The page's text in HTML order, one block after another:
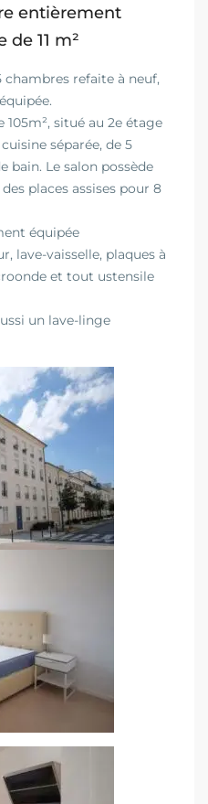
entièrement
11 m²
chambres refaite à neuf,
situé au 2e étage
séparée, de 5
bain. Le salon possède
places assises pour 8
équipée
lave-vaisselle, plaques à
et tout ustensile
un lave-linge